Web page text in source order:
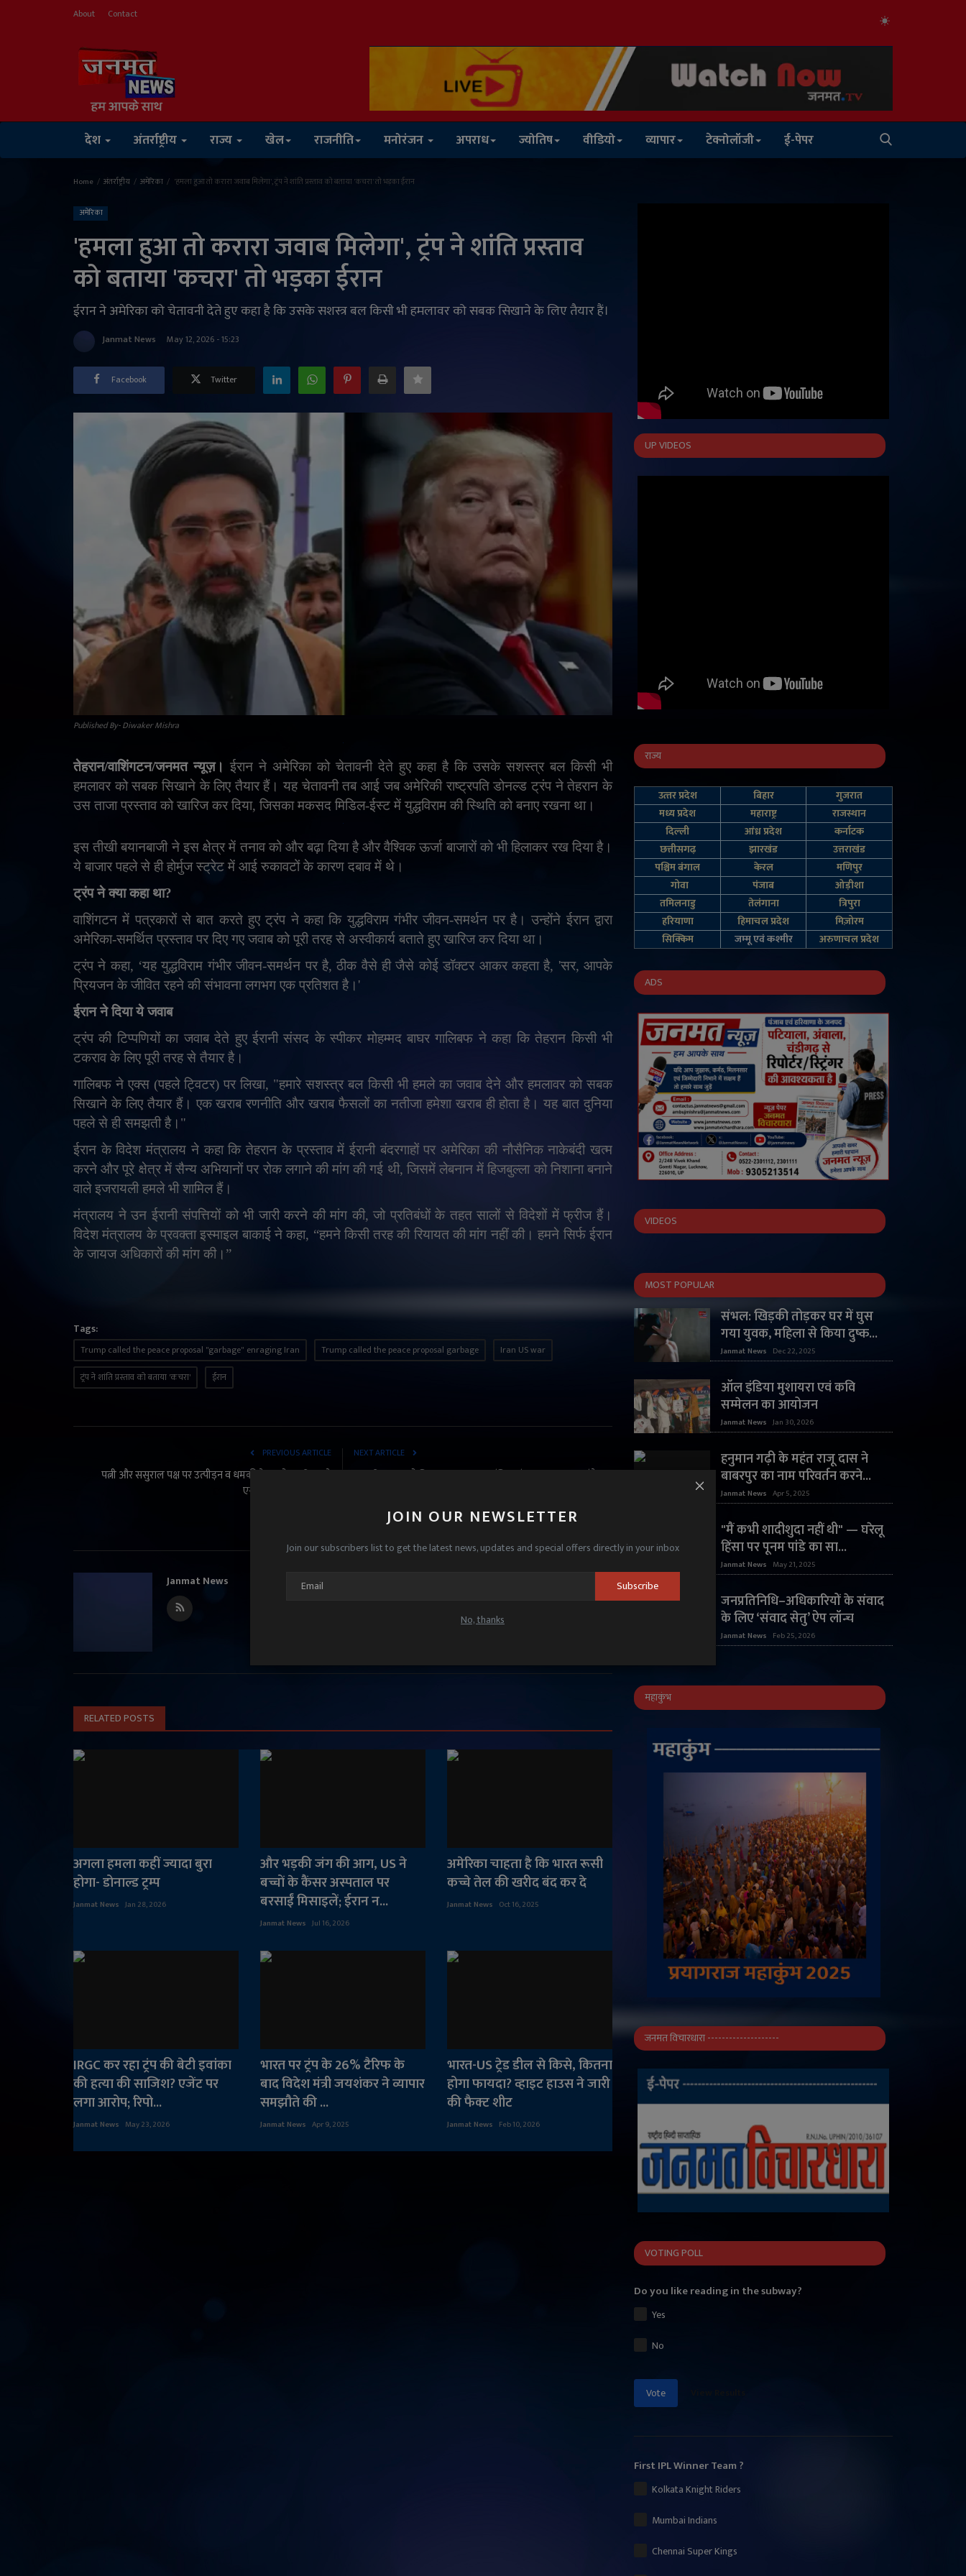
About Contact
देश अंतर्राष्ट्रीय राज्य खेल राजनीति मनोरंजन अपराध ज्योतिष वीडियो व्यापार टेक्नोलॉजी ई-पेपर
JOIN OUR NEWSLETTER
Join our subscribers list to get the latest news, updates and special offers directly in your inbox
Subscribe
No, thanks
Home अंतर्राष्ट्रीय अमेरिका 'हमला हुआ तो करारा जवाब मिलेगा', ट्रंप ने शांति प्रस्ताव को बताया 'कचरा' तो भड़का ईरान
अमेरिका
'हमला हुआ तो करारा जवाब मिलेगा', ट्रंप ने शांति प्रस्ताव
को बताया 'कचरा' तो भड़का ईरान
ईरान ने अमेरिका को चेतावनी देते हुए कहा है कि उसके सशस्त्र बल किसी भी हमलावर को सबक सिखाने के लिए तैयार हैं।
Janmat News May 12, 2026 - 15:23
Facebook Twitter
Published By- Diwaker Mishra
तेहरान/वाशिंगटन/जनमत न्यूज़। ईरान ने अमेरिका को चेतावनी देते हुए कहा है कि उसके सशस्त्र बल किसी भी
हमलावर को सबक सिखाने के लिए तैयार हैं। यह चेतावनी तब आई जब अमेरिकी राष्ट्रपति डोनल्ड ट्रंप ने तेहरान के
उस ताजा प्रस्ताव को खारिज कर दिया, जिसका मकसद मिडिल-ईस्ट में युद्धविराम की स्थिति को बनाए रखना था।
इस तीखी बयानबाजी ने इस क्षेत्र में तनाव को और बढ़ा दिया है और वैश्विक ऊर्जा बाजारों को भी हिलाकर रख दिया है।
ये बाजार पहले से ही होर्मुज स्ट्रेट में आई रुकावटों के कारण दबाव में थे।
ट्रंप ने क्या कहा था?
वाशिंगटन में पत्रकारों से बात करते हुए ट्रंप ने कहा कि युद्धविराम गंभीर जीवन-समर्थन पर है। उन्होंने ईरान द्वारा
अमेरिका-समर्थित प्रस्ताव पर दिए गए जवाब को पूरी तरह से अस्वीकार्य बताते हुए खारिज कर दिया था।
ट्रंप ने कहा, ‘यह युद्धविराम गंभीर जीवन-समर्थन पर है,ठीक वैसे ही जैसे कोई डॉक्टर आकर कहता है, 'सर,आपके
प्रियजन के जीवित रहने की संभावना लगभग एक प्रतिशत है। '
ईरान ने दिया ये जवाब
ट्रंप की टिप्पणियों का जवाब देते हुए ईरानी संसद के स्पीकर मोहम्मद बाघर गालिबफ ने कहा कि तेहरान किसी भी
टकराव के लिए पूरी तरह से तैयार है।
गालिबफ ने एक्स (पहले ट्विटर) पर लिखा, "हमारे सशस्त्र बल किसी भी हमले का जवाब देने और हमलावर को सबक
सिखाने के लिए तैयार हैं। एक खराब रणनीति और खराब फैसलों का नतीजा हमेशा खराब ही होता है। यह बात दुनिया
पहले से ही समझती है।"
ईरान के विदेश मंत्रालय ने कहा कि तेहरान के प्रस्ताव में ईरानी बंदरगाहों पर अमेरिका की नौसैनिक नाकेबंदी खत्म
करने और पूरे क्षेत्र में सैन्य अभियानों पर रोक लगाने की मांग की गई थी, जिसमें लेबनान में हिजबुल्ला को निशाना बनाने
वाले इजरायली हमले भी शामिल हैं।
मंत्रालय ने उन ईरानी संपत्तियों को भी जारी करने की मांग की,जो प्रतिबंधों के तहत सालों से विदेशों में फ्रीज हैं।
विदेश मंत्रालय के प्रवक्ता इस्माइल बाकाई ने कहा, “हमने किसी तरह की रियायत की मांग नहीं की। हमने सिर्फ ईरान
के जायज अधिकारों की मांग की। ”
Tags:
Trump called the peace proposal "garbage" enraging Iran Trump called the peace proposal garbage
Iran US war
ट्रंप ने शांति प्रस्ताव को बताया 'कचरा'
ईरान
PREVIOUS ARTICLE
पत्नी और ससुराल पक्ष पर उत्पीड़न व धमकी के आरोप, परिवार ने
एसएसपी से मांगी सुरक्षा
NEXT ARTICLE
लावारिस वृद्ध को मिला सम्मानजनक अंतिम संस्कार, रहमान फाउंडेशन
Janmat News
RELATED POSTS
अगला हमला कहीं ज्यादा बुरा
होगा- डोनाल्ड ट्रम्प
Janmat News Jan 28, 2026
और भड़की जंग की आग, US ने
बच्चों के कैंसर अस्पताल पर
बरसाईं मिसाइलें; ईरान न...
Janmat News Jul 16, 2026
अमेरिका चाहता है कि भारत रूसी
कच्चे तेल की खरीद बंद कर दे
Janmat News Oct 16, 2025
IRGC कर रहा ट्रंप की बेटी इवांका
की हत्या की साजिश? एजेंट पर
लगा आरोप; रिपो...
Janmat News May 23, 2026
भारत पर ट्रंप के 26% टैरिफ के
बाद विदेश मंत्री जयशंकर ने व्यापार
समझौते की ...
Janmat News Apr 9, 2025
भारत-US ट्रेड डील से किसे, कितना
होगा फायदा? व्हाइट हाउस ने जारी
की फैक्ट शीट
Janmat News Feb 10, 2026
UP VIDEOS
राज्य
उत्‍तर प्रदेश बिहार
गुजरात
मध्य प्रदेश
महाराष्ट्र
राजस्थान
दिल्‍ली
आंध्र प्रदेश
कर्नाटक
छत्तीसगढ़
झारखंड
उत्तराखंड
पश्चिम बंगाल
केरल
मणिपुर
गोवा
पंजाब
ओड़ीशा
तमिलनाडु
तेलंगाना
त्रिपुरा
हरियाणा
हिमाचल प्रदेश
मिज़ोरम
सिक्किम
जम्‍मू एवं कश्‍मीर अरुणाचल प्रदेश
ADS
VIDEOS
MOST POPULAR
संभल: खिड़की तोड़कर घर में घुस
गया युवक, महिला से किया दुष्क...
Janmat News Dec 22, 2025
ऑल इंडिया मुशायरा एवं कवि
सम्मेलन का आयोजन
Janmat News Jan 30, 2026
हनुमान गढ़ी के महंत राजू दास ने
बाबरपुर का नाम परिवर्तन करने...
Janmat News Apr 5, 2025
"मैं कभी शादीशुदा नहीं थी" — घरेलू
हिंसा पर पूनम पांडे का सा...
Janmat News May 21, 2025
जनप्रतिनिधि–अधिकारियों के संवाद
के लिए ‘संवाद सेतु’ ऐप लॉन्च
Janmat News Feb 25, 2026
महाकुंभ
जनमत विचारधारा --------------------
VOTING POLL
Do you like reading in the subway?
Yes
No
Vote
First IPL Winner Team ?
Kolkata Knight Riders
Mumbai Indians
Chennai Super Kings